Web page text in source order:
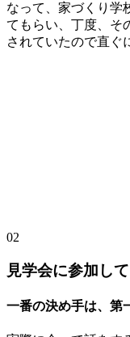
なって、家づくり学
てもらい、丁度、そ
されていたので直ぐ
02
見学会に参加して
一番の決め手は、第